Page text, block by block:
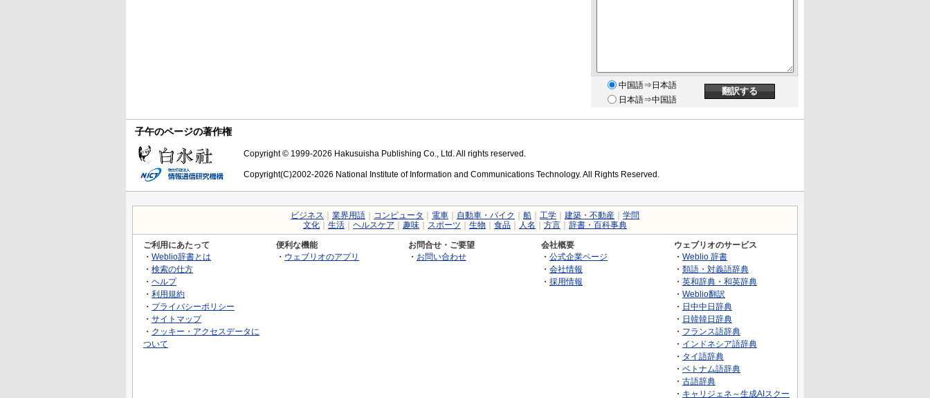
中国語⇒日本語
日本語⇒中国語
子午のページの著作権
Copyright © 1999-2026 Hakusuisha Publishing Co., Ltd. All rights reserved.
Copyright(C)2002-2026 National Institute of Information and Communications Technology. All Rights Reserved.
ビジネス 業界用語 コンピュータ 電車 自動車・バイク 船 工学 建築・不動産
学問
文化
生活 ヘルスケア 趣味 スポーツ 生物 食品 人名 方言 辞書・百科事典
ご利用にあたって
・ Weblio辞書とは
・ 検索の仕方
・ ヘルプ
・ 利用規約
・ プライバシーポリシー
・ サイトマップ
・ クッキー・アクセスデータに
ついて
便利な機能
・ ウェブリオのアプリ
お問合せ・ご要望
・ お問い合わせ
会社概要
・ 公式企業ページ
・ 会社情報
・ 採用情報
ウェブリオのサービス
・ Weblio 辞書
・ 類語・対義語辞典
・ 英和辞典・和英辞典
・ Weblio翻訳
・ 日中中日辞典
・ 日韓韓日辞典
・ フランス語辞典
・ インドネシア語辞典
・ タイ語辞典
・ ベトナム語辞典
・ 古語辞典
・ キャリジェネ～生成AIスクー